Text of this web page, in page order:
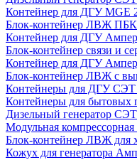
Контейнер для ДГУ MGE
Блок-контейнер ЛВЖ
Контейнер для ДГУ
Блок-контейнер связи и
Контейнер для ДГУ
Блок-контейнер ЛВЖ с
Контейнеры для ДГУ
Контейнеры для бытовых
Дизельный генератор
Модульная компрессорная
Блок-контейнер ЛВЖ для
Кожух для генератора